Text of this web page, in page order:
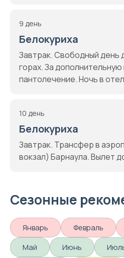
9 день
Белокуриха
Завтрак. Свободный день
горах. За дополнительную
пантолечение. Ночь в
10 день
Белокуриха
Завтрак. Трансфер в
вокзал) Барнаула. Вылет
Сезонные
Январь Февраль
Май
Июнь